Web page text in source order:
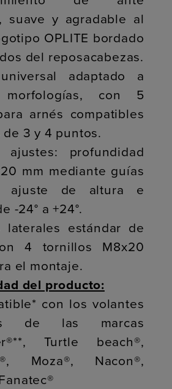
suave y agradable al
OPLITE bordado
del reposacabezas.
adaptado a
con 5
arnés compatibles
3 y 4 puntos.
profundidad
mm mediante guías
ajuste de altura e
-24° a +24°.
laterales estándar de
4 tornillos M8x20
el montaje.
del producto:
con los volantes
de las marcas
Turtle beach®,
Moza®, Nacon®,